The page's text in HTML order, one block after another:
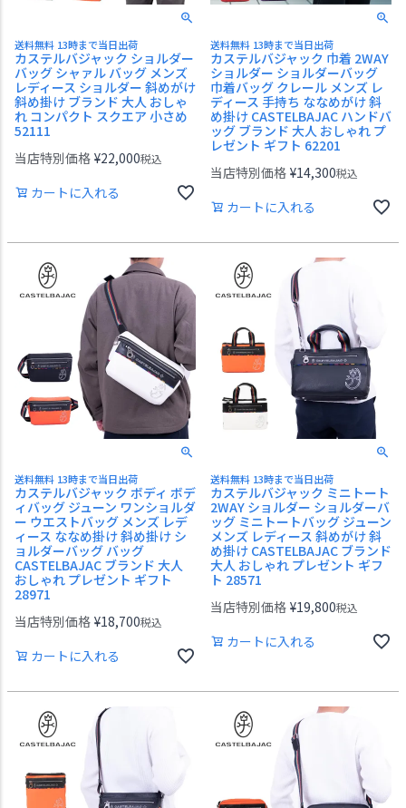
送料無料 13時まで当日出荷
カステルバジャック ショルダー
バッグ シャァル バッグ メンズ
レディース ショルダー 斜めがけ
斜め掛け ブランド 大人 おしゃ
れ コンパクト スクエア 小さめ
52111
当店特別価格 ¥22,000税込
カートに入れる
送料無料 13時まで当日出荷
カステルバジャック 巾着 2WAY
ショルダー ショルダーバッグ
巾着バッグ クレール メンズ レ
ディース 手持ち ななめがけ 斜
め掛け CASTELBAJAC ハンドバ
ッグ ブランド 大人 おしゃれ プ
レゼント ギフト 62201
当店特別価格 ¥14,300税込
カートに入れる
送料無料 13時まで当日出荷
カステルバジャック ボディ ボデ
ィバッグ ジューン ワンショルダ
ー ウエストバッグ メンズ レデ
ィース ななめ掛け 斜め掛け シ
ョルダーバッグ バッグ
CASTELBAJAC ブランド 大人
おしゃれ プレゼント ギフト
28971
当店特別価格 ¥18,700税込
カートに入れる
送料無料 13時まで当日出荷
カステルバジャック ミニトート
2WAY ショルダー ショルダーバ
ッグ ミニトートバッグ ジューン
メンズ レディース 斜めがけ 斜
め掛け CASTELBAJAC ブランド
大人 おしゃれ プレゼント ギフ
ト 28571
当店特別価格 ¥19,800税込
カートに入れる